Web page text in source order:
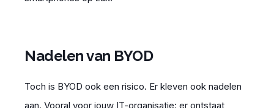
Nadelen van BYOD
Toch is BYOD ook een risico. Er kleven ook nadelen
aan. Vooral voor jouw IT-organisatie: er ontstaat